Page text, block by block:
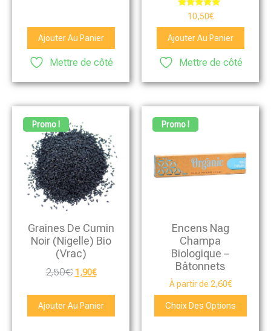
Ajouter Au Panier
Mettre de côté
Note
5.00
sur 5
10,50€
Ajouter Au Panier
Mettre de côté
Promo !
Graines De Cumin
Noir (Nigelle) Bio
(Vrac)
2,50€ 1,90€
Ajouter Au Panier
Promo !
Encens Nag
Champa
Biologique –
Bâtonnets
À partir de 2,60€
Choix Des Options